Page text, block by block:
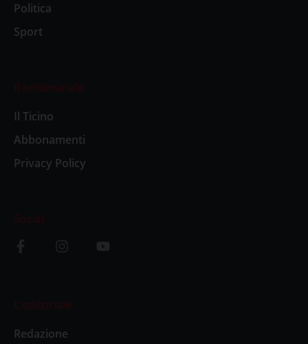
Politica
Sport
Il settimanale
Il Ticino
Abbonamenti
Privacy Policy
Social
L’editoriale
Redazione